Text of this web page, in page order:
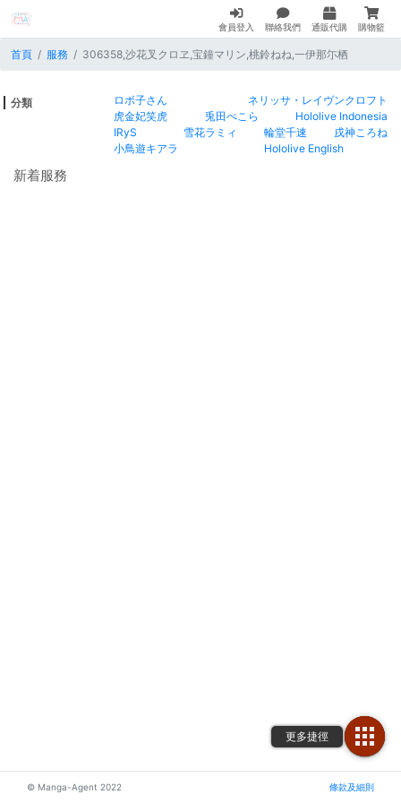
會員登入 聯絡我們 通販代購 購物籃
首頁 服務 306358,沙花叉クロヱ,宝鐘マリン,桃鈴ねね,一伊那尓栖
分類 ロボ子さん
ネリッサ・レイヴンクロフト
虎金妃笑虎
兎田ぺこら
Hololive Indonesia
IRyS
雪花ラミィ 輪堂千速
戌神ころね
小鳥遊キアラ
Hololive English
新着服務
條款及細則
© Manga-Agent 2022